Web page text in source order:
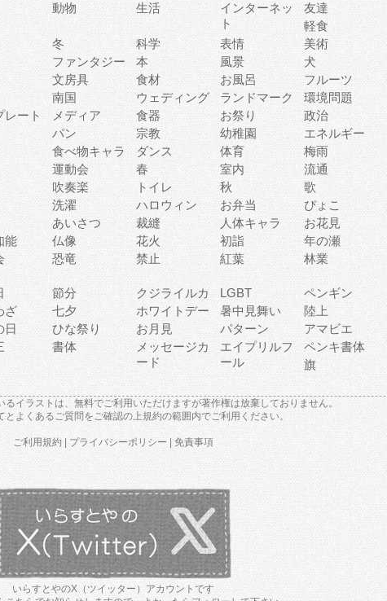
動物
生活
インターネッ
ト
友達
軽食
冬 科学 表情 美術
ファンタジー 本 風景 犬
文房具 食材 お風呂 フルーツ
南国 ウェディング ランドマーク 環境問題
レート メディア 食器 お祭り 政治
パン 宗教 幼稚園 エネルギー
食べ物キャラ ダンス 体育 梅雨
運動会 春 室内 流通
吹奏楽 トイレ 秋 歌
洗濯 ハロウィン お弁当 ぴょこ
あいさつ 裁縫 人体キャラ お花見
能 仏像 花火 初詣 年の瀬
恐竜 禁止 紅葉 林業
節分 クジライルカ LGBT ペンギン
ざ 七夕 ホワイトデー 暑中見舞い 陸上
日 ひな祭り お月見 パターン アマビエ
書体
メッセージカ
ード
エイプリルフ
ール
ペンキ書体
旗
るイラストは、無料でご利用いただけますが著作権は放棄しておりません。
と よくあるご質問をご確認の上規約の範囲内でご利用ください。
ご利用規約 プライバシーポリシー 免責事項
いらすとやのX（ツイッター）アカウントです